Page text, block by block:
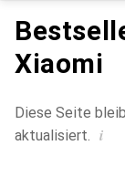
Xiaomi
Diese Seite
aktualisiert. i